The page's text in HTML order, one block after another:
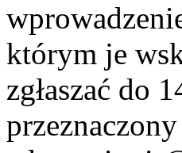
którym je
zgłaszać do